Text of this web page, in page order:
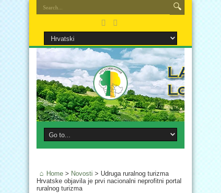
Home > Novosti > Udruga ruralnog turizma
Hrvatske objavila je prvi nacionalni neprofitni portal
ruralnog turizma